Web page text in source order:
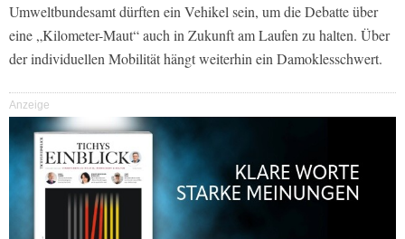
Umweltbundesamt dürften ein Vehikel sein, um die Debatte über
eine „Kilometer-Maut“ auch in Zukunft am Laufen zu halten. Über
der individuellen Mobilität hängt weiterhin ein Damoklesschwert.
Anzeige